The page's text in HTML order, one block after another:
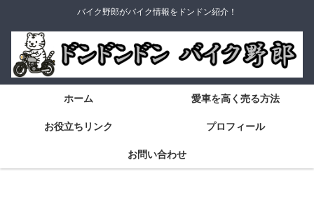
バイク野郎がバイク情報をドンドン紹介！
ホーム 愛車を高く売る方法
お役立ちリンク プロフィール
お問い合わせ